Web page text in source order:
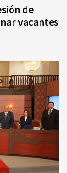
de
vacantes